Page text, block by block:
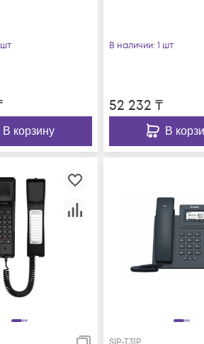
шт
В корзину
В наличии: 1 шт
52 232 ₸
В